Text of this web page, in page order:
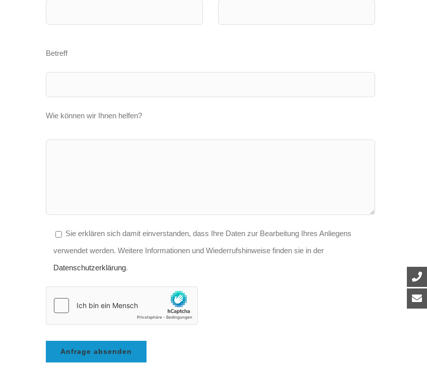
Betreff
Wie können wir Ihnen helfen?
Sie erklären sich damit einverstanden, dass Ihre Daten zur Bearbeitung Ihres Anliegens
verwendet werden. Weitere Informationen und Wiederrufshinweise finden sie in der
Datenschutzerklärung.